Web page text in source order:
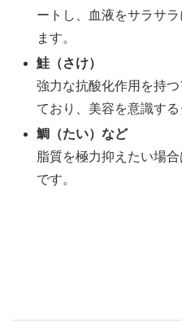
ートし、血液をサラサ
ます。
鮭（さけ）
強力な抗酸化作用を持
ており、美容を意識す
鯛（たい）など
脂質を極力抑えたい場
です。